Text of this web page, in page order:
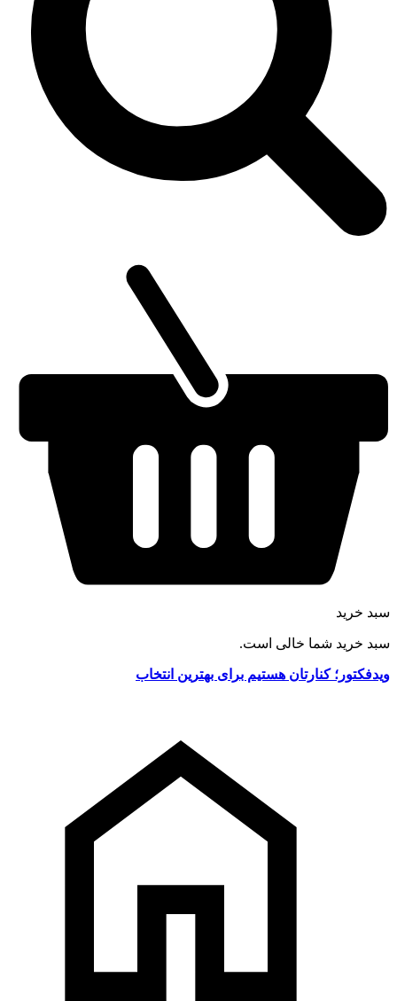
سبد خرید
سبد خرید شما خالی است.
ویدفکتور؛ کنارتان هستیم برای بهترین انتخاب